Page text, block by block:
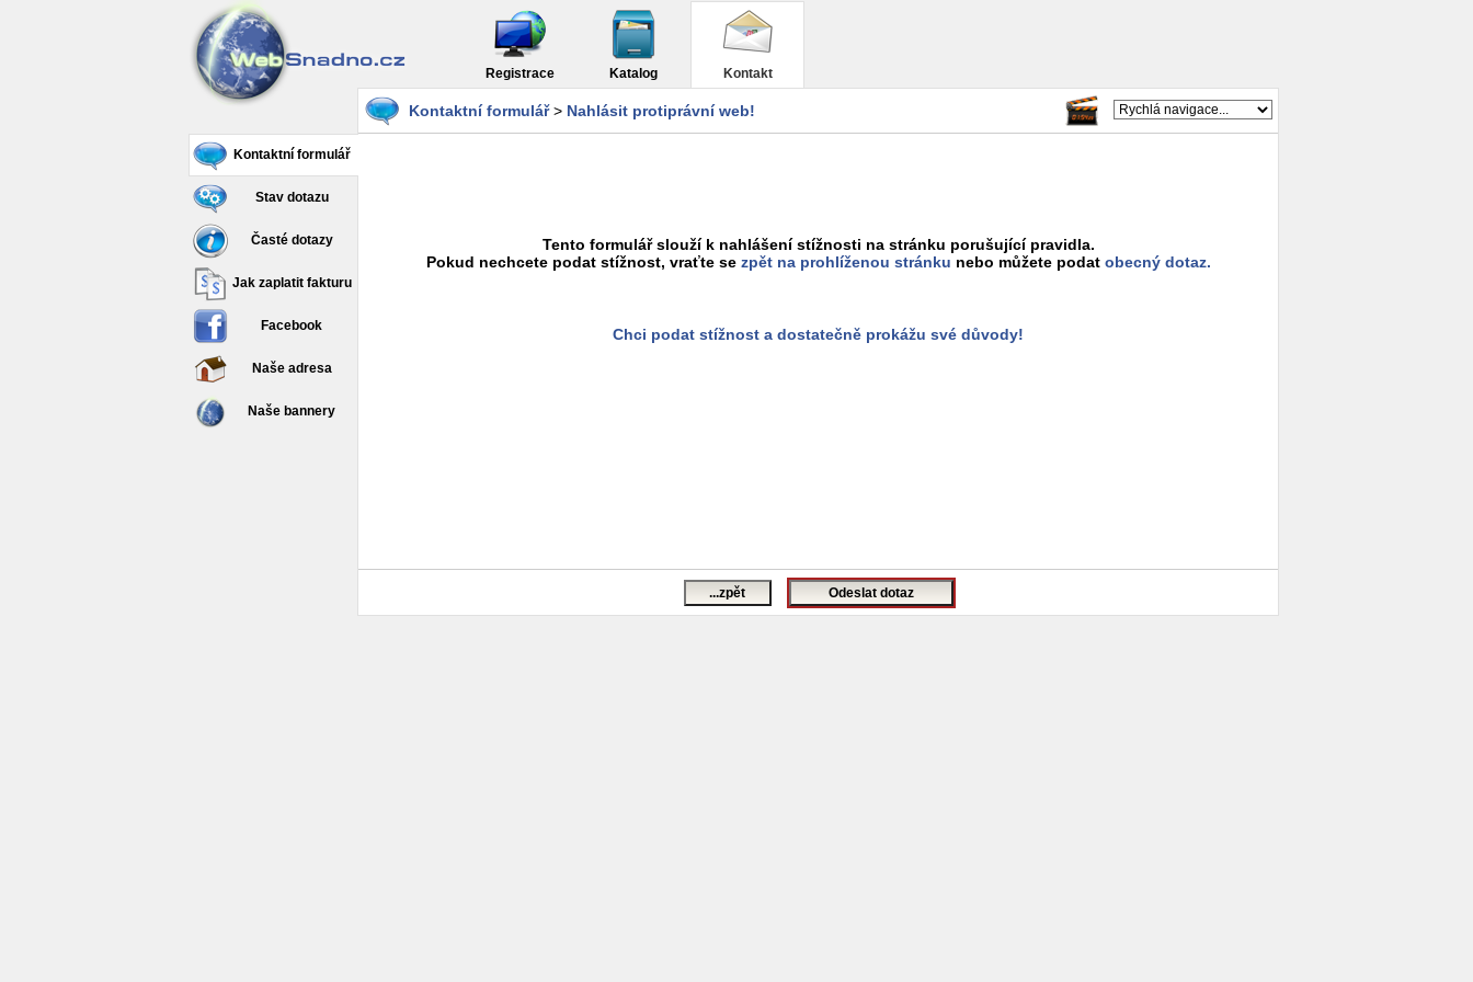
Registrace Katalog Kontakt
Kontaktní formulář
Stav dotazu
Časté dotazy
Jak zaplatit fakturu
Facebook
Naše adresa
Naše bannery
Kontaktní formulář> Nahlásit protiprávní web!
Tento formulář slouží k nahlášení stížnosti na stránku porušující pravidla.
Pokud nechcete podat stížnost, vraťte se zpět na prohlíženou stránku nebo můžete podat obecný dotaz.
Chci podat stížnost a dostatečně prokážu své důvody!